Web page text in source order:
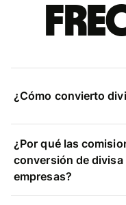
¿Cómo convierto
¿Por qué las
conversión de
empresas?